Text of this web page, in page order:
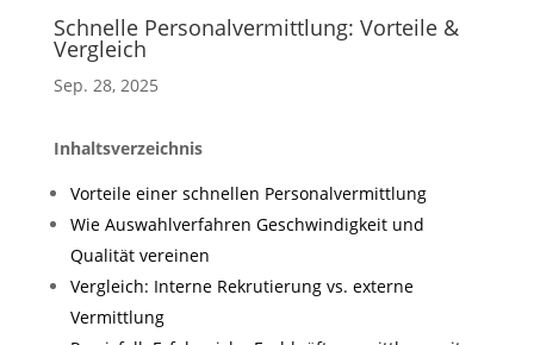
Schnelle Personalvermittlung: Vorteile &
Vergleich
Sep. 28, 2025
Inhaltsverzeichnis
Vorteile einer schnellen Personalvermittlung
Wie Auswahlverfahren Geschwindigkeit und
Qualität vereinen
Vergleich: Interne Rekrutierung vs. externe
Vermittlung